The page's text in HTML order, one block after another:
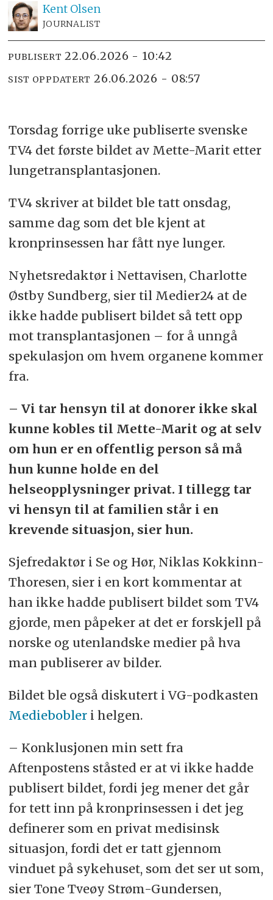
Kent Olsen
JOURNALIST
PUBLISERT 22.06.2026 - 10:42
SIST OPPDATERT 26.06.2026 - 08:57
Torsdag forrige uke publiserte svenske
TV4 det første bildet av Mette-Marit etter
lungetransplantasjonen.
TV4 skriver at bildet ble tatt onsdag,
samme dag som det ble kjent at
kronprinsessen har fått nye lunger.
Nyhetsredaktør i Nettavisen, Charlotte
Østby Sundberg, sier til Medier24 at de
ikke hadde publisert bildet så tett opp
mot transplantasjonen – for å unngå
spekulasjon om hvem organene kommer
fra.
– Vi tar hensyn til at donorer ikke skal
kunne kobles til Mette-Marit og at selv
om hun er en offentlig person så må
hun kunne holde en del
helseopplysninger privat. I tillegg tar
vi hensyn til at familien står i en
krevende situasjon, sier hun.
Sjefredaktør i Se og Hør, Niklas Kokkinn-
Thoresen, sier i en kort kommentar at
han ikke hadde publisert bildet som TV4
gjorde, men påpeker at det er forskjell på
norske og utenlandske medier på hva
man publiserer av bilder.
Bildet ble også diskutert i VG-podkasten
Mediebobleri helgen.
– Konklusjonen min sett fra
Aftenpostens ståsted er at vi ikke hadde
publisert bildet, fordi jeg mener det går
for tett inn på kronprinsessen i det jeg
definerer som en privat medisinsk
situasjon, fordi det er tatt gjennom
vinduet på sykehuset, som det ser ut som,
sier Tone Tveøy Strøm-Gundersen,